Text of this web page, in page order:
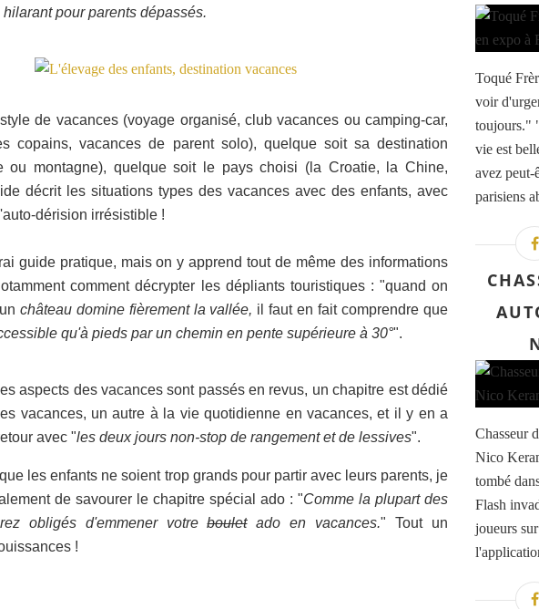
pour parents dépassés.
de vacances (voyage organisé, club vacances ou camping-car,
copains, vacances de parent solo), quelque soit sa destination
ou montagne), quelque soit le pays choisi (la Croatie, la Chine,
décrit les situations types des vacances avec des enfants, avec
dérision irrésistible !
guide pratique, mais on y apprend tout de même des informations
comment décrypter les dépliants touristiques : "quand on
château domine fièrement la vallée, il faut en fait comprendre que
qu'à pieds par un chemin en pente supérieure à 30°".
aspects des vacances sont passés en revus, un chapitre est dédié
vacances, un autre à la vie quotidienne en vacances, et il y en a
avec "les deux jours non-stop de rangement et de lessives".
les enfants ne soient trop grands pour partir avec leurs parents, je
de savourer le chapitre spécial ado : "Comme la plupart des
obligés d'emmener votrebouletado en vacances." Tout un
!
Toqué
voir
toujours."
vie est
avez peut-
parisiens
Chasseur
Nico
tombé
Flash
joueurs